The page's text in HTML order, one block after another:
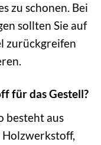
zu schonen. Bei
sollten Sie auf
zurückgreifen
für das Gestell?
besteht aus